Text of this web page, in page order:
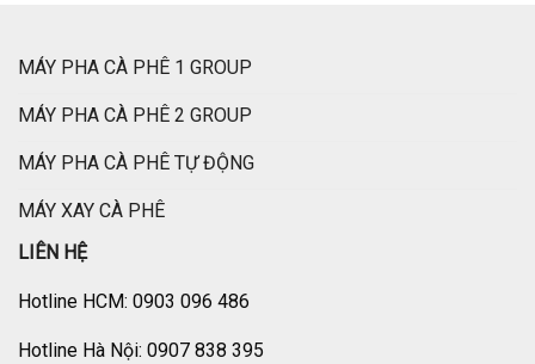
MÁY PHA CÀ PHÊ 1 GROUP
MÁY PHA CÀ PHÊ 2 GROUP
MÁY PHA CÀ PHÊ TỰ ĐỘNG
MÁY XAY CÀ PHÊ
LIÊN HỆ
Hotline HCM: 0903 096 486
Hotline Hà Nội: 0907 838 395